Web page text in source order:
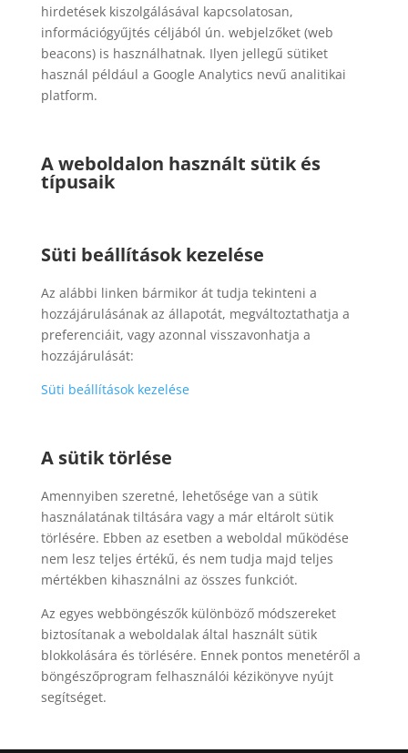
hirdetések kiszolgálásával kapcsolatosan,
információgyűjtés céljából ún. webjelzőket (web
beacons) is használhatnak. Ilyen jellegű sütiket
használ például a Google Analytics nevű analitikai
platform.
A weboldalon használt sütik és
típusaik
Süti beállítások kezelése
Az alábbi linken bármikor át tudja tekinteni a
hozzájárulásának az állapotát, megváltoztathatja a
preferenciáit, vagy azonnal visszavonhatja a
hozzájárulását:
Süti beállítások kezelése
A sütik törlése
Amennyiben szeretné, lehetősége van a sütik
használatának tiltására vagy a már eltárolt sütik
törlésére. Ebben az esetben a weboldal működése
nem lesz teljes értékű, és nem tudja majd teljes
mértékben kihasználni az összes funkciót.
Az egyes webböngészők különböző módszereket
biztosítanak a weboldalak által használt sütik
blokkolására és törlésére. Ennek pontos menetéről a
böngészőprogram felhasználói kézikönyve nyújt
segítséget.